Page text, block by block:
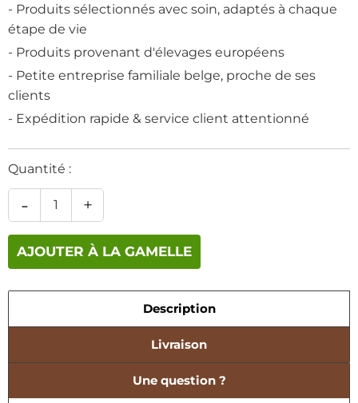
- Produits sélectionnés avec soin, adaptés à chaque
étape de vie
- Produits provenant d'élevages européens
- Petite entreprise familiale belge, proche de ses
clients
- Expédition rapide & service client attentionné
Quantité :
+
-
AJOUTER À LA GAMELLE
Description
Livraison
Une question ?